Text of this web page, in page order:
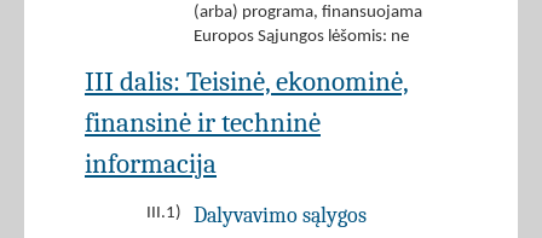
(arba) programa, finansuojama
Europos Sąjungos lėšomis: ne
III dalis: Teisinė, ekonominė,
finansinė ir techninė
informacija
III.1) Dalyvavimo sąlygos